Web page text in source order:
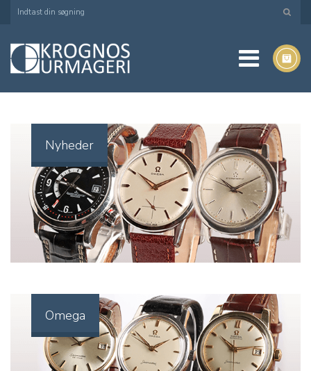
Nyheder
Omega